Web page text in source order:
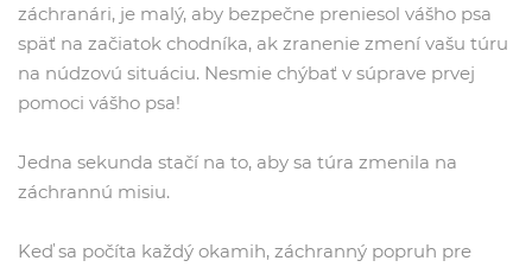
záchranári, je malý, aby bezpečne preniesol vášho psa
späť na začiatok chodníka, ak zranenie zmení vašu túru
na núdzovú situáciu. Nesmie chýbať v súprave prvej
pomoci vášho psa!
Jedna sekunda stačí na to, aby sa túra zmenila na
záchrannú misiu.
Keď sa počíta každý okamih, záchranný popruh pre